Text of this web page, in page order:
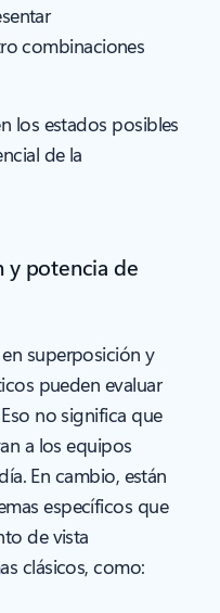
combinaciones
los estados posibles
de la
y potencia de
superposición y
pueden evaluar
no significa que
a los equipos
En cambio, están
específicos que
de vista
clásicos, como: